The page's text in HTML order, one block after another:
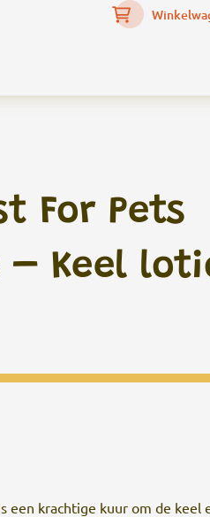
For Pets
– Keel
een krachtige kuur om de